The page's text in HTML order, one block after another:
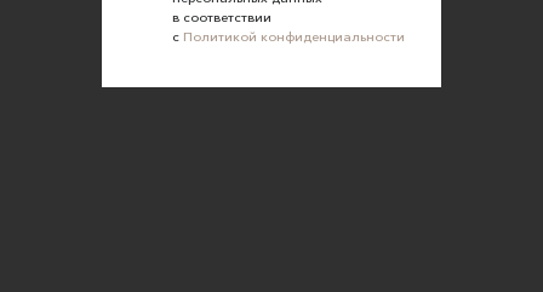
в соответствии
с Политикой конфиденциальности